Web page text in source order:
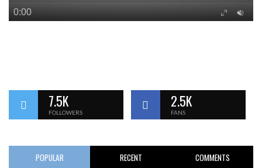
7.5K
FOLLOWERS
2.5K
FANS
POPULAR RECENT COMMENTS